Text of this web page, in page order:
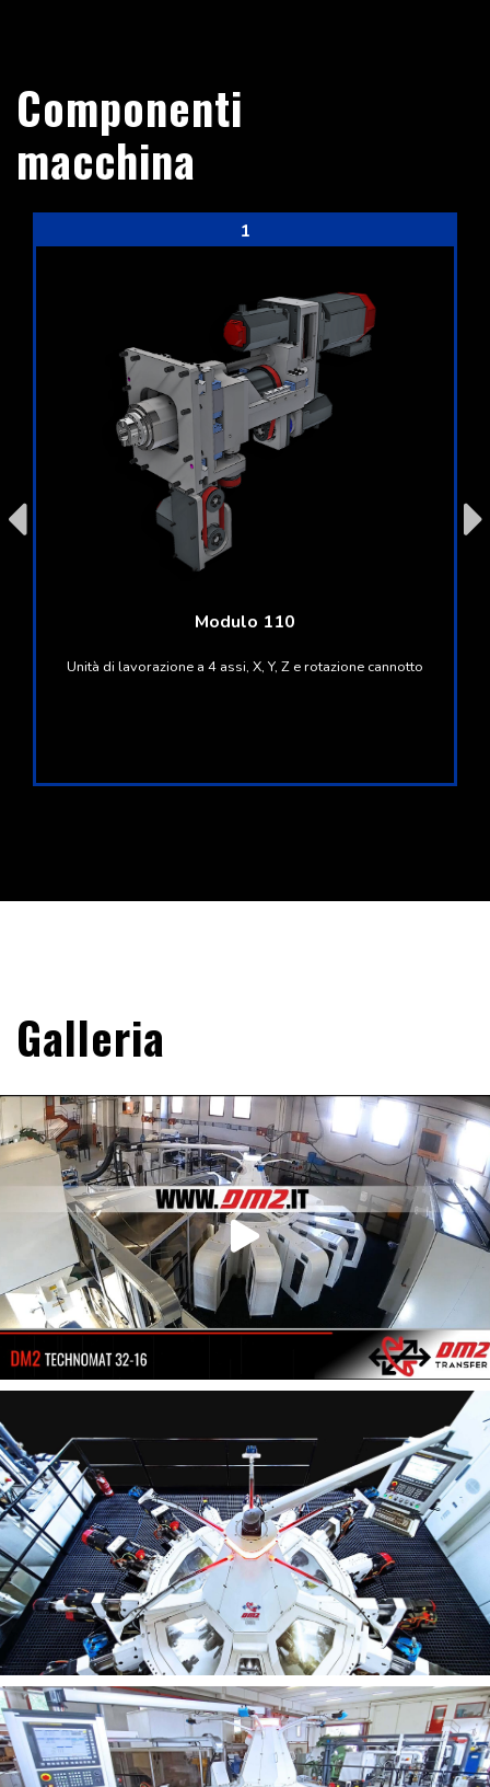
Componenti
macchina
1
Modulo 110
Unità di lavorazione a 4 assi, X, Y, Z e rotazione cannotto
Galleria